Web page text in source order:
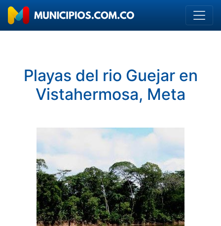
Playas del rio Guejar en
Vistahermosa, Meta